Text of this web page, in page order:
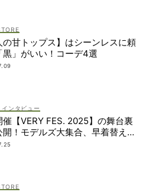
の甘トップス】はシーンレスに頼
黒」がいい！コーデ4選
ンタビュー
催【VERY FES. 2025】の舞台裏
開！モデルズ大集合、早着替え作